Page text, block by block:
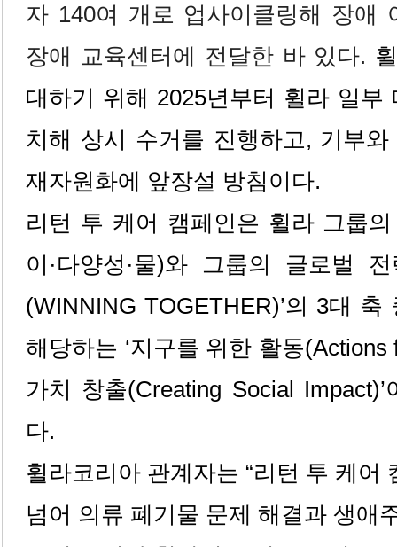
자 140여 개로 업사이클링해 장애
장애 교육센터에 전달한 바 있다.
대하기 위해 2025년부터 휠라 일부
치해 상시 수거를 진행하고, 기부
재자원화에 앞장설 방침이다.
리턴 투 케어 캠페인은 휠라 그룹
이·다양성·물)와 그룹의 글로벌
(WINNING TOGETHER)’의 3대
해당하는 ‘지구를 위한 활동(Actions
가치 창출(Creating Social
다.
휠라코리아 관계자는 “리턴 투 케어
넘어 의류 폐기물 문제 해결과 생애